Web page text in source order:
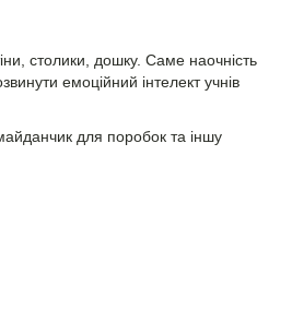
столики, дошку. Саме наочність
емоційний інтелект учнів
для поробок та іншу